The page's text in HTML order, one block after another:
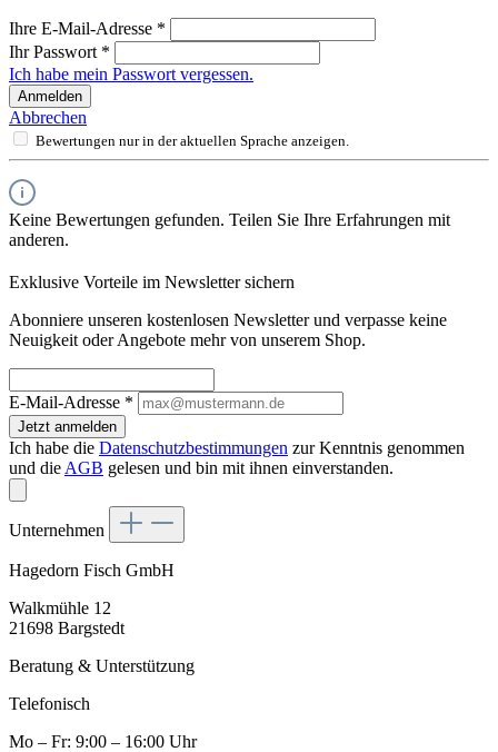
Ihre E-Mail-Adresse *
Ihr Passwort *
Ich habe mein Passwort vergessen.
Anmelden
Abbrechen
Bewertungen nur in der aktuellen Sprache anzeigen.
Keine Bewertungen gefunden. Teilen Sie Ihre Erfahrungen mit
anderen.
Exklusive Vorteile im Newsletter sichern
Abonniere unseren kostenlosen Newsletter und verpasse keine
Neuigkeit oder Angebote mehr von unserem Shop.
E-Mail-Adresse *
Jetzt anmelden
Ich habe die Datenschutzbestimmungen zur Kenntnis genommen
und die AGB gelesen und bin mit ihnen einverstanden.
Unternehmen
Hagedorn Fisch GmbH
Walkmühle 12
21698 Bargstedt
Beratung & Unterstützung
Telefonisch
Mo – Fr: 9:00 – 16:00 Uhr